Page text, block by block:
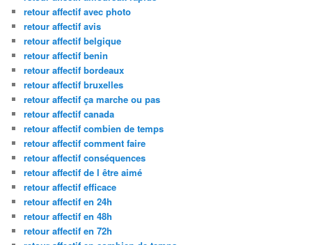
retour affectif avec photo
retour affectif avis
retour affectif belgique
retour affectif benin
retour affectif bordeaux
retour affectif bruxelles
retour affectif ça marche ou pas
retour affectif canada
retour affectif combien de temps
retour affectif comment faire
retour affectif conséquences
retour affectif de l être aimé
retour affectif efficace
retour affectif en 24h
retour affectif en 48h
retour affectif en 72h